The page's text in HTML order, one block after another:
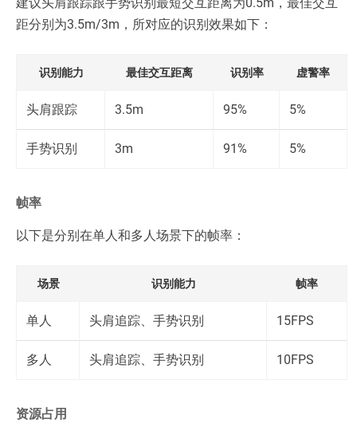
距分别为3.5m/3m，所对应的识别效果如下：
识别能力 最佳交互距离 识别率 虚警率
头肩跟踪 3.5m 95% 5%
手势识别 3m 91% 5%
帧率
以下是分别在单人和多人场景下的帧率：
场景 识别能力 帧率
单人 头肩追踪、手势识别 15FPS
多人 头肩追踪、手势识别 10FPS
资源占用